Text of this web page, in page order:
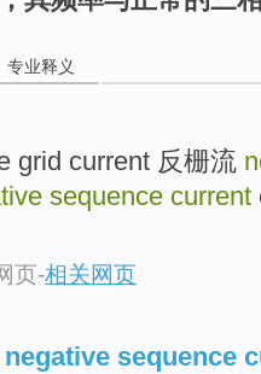
专业释义
grid current 反栅流
sequence current
页-相关网页
sequence